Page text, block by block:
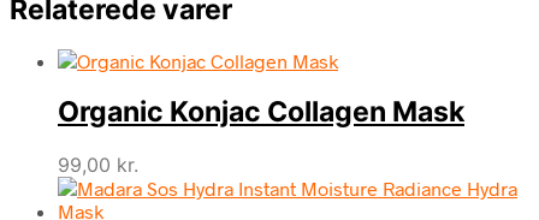
Relaterede varer
Organic Konjac Collagen Mask
99,00 kr.